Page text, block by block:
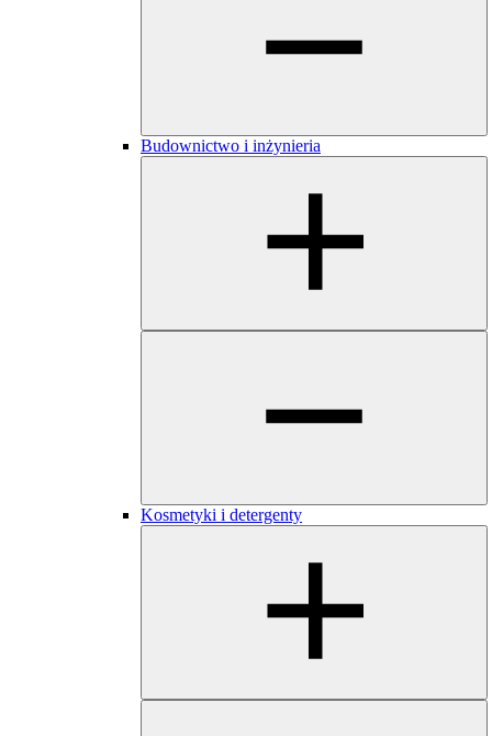
Budownictwo i inżynieria
Kosmetyki i detergenty